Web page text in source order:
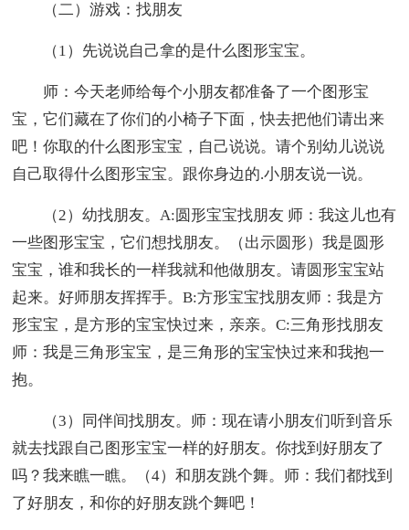
（二）游戏：找朋友
（1）先说说自己拿的是什么图形宝宝。
师：今天老师给每个小朋友都准备了一个图形宝
宝，它们藏在了你们的小椅子下面，快去把他们请出来
吧！你取的什么图形宝宝，自己说说。请个别幼儿说说
自己取得什么图形宝宝。跟你身边的.小朋友说一说。
（2）幼找朋友。A:圆形宝宝找朋友 师：我这儿也有
一些图形宝宝，它们想找朋友。（出示圆形）我是圆形
宝宝，谁和我长的一样我就和他做朋友。请圆形宝宝站
起来。好师朋友挥挥手。B:方形宝宝找朋友师：我是方
形宝宝，是方形的宝宝快过来，亲亲。C:三角形找朋友
师：我是三角形宝宝，是三角形的宝宝快过来和我抱一
抱。
（3）同伴间找朋友。师：现在请小朋友们听到音乐
就去找跟自己图形宝宝一样的好朋友。你找到好朋友了
吗？我来瞧一瞧。（4）和朋友跳个舞。师：我们都找到
了好朋友，和你的好朋友跳个舞吧！